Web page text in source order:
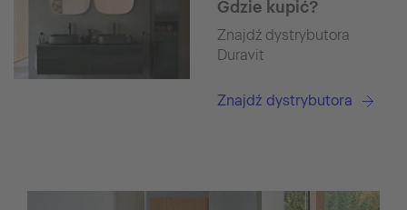
Gdzie kupić?
Znajdź dystrybutora
Duravit
Znajdź dystrybutora